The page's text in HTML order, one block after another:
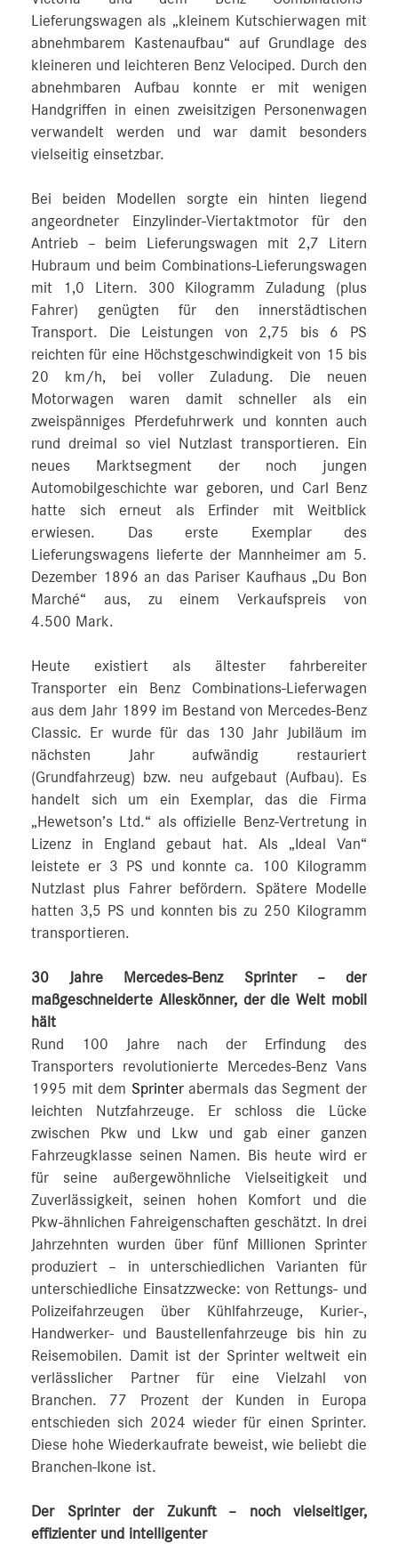
Lieferungswagen als „kleinem Kutschierwagen mit
abnehmbarem Kastenaufbau“ auf Grundlage des
kleineren und leichteren Benz Velociped. Durch den
abnehmbaren Aufbau konnte er mit wenigen
Handgriffen in einen zweisitzigen Personenwagen
verwandelt werden und war damit besonders
vielseitig einsetzbar.
Bei beiden Modellen sorgte ein hinten liegend
angeordneter Einzylinder-Viertaktmotor für den
Antrieb – beim Lieferungswagen mit 2,7 Litern
Hubraum und beim Combinations-Lieferungswagen
mit 1,0 Litern. 300 Kilogramm Zuladung (plus
Fahrer) genügten für den innerstädtischen
Transport. Die Leistungen von 2,75 bis 6 PS
reichten für eine Höchstgeschwindigkeit von 15 bis
20 km/h, bei voller Zuladung. Die neuen
Motorwagen waren damit schneller als ein
zweispänniges Pferdefuhrwerk und konnten auch
rund dreimal so viel Nutzlast transportieren. Ein
neues Marktsegment der noch jungen
Automobilgeschichte war geboren, und Carl Benz
hatte sich erneut als Erfinder mit Weitblick
erwiesen. Das erste Exemplar des
Lieferungswagens lieferte der Mannheimer am 5.
Dezember 1896 an das Pariser Kaufhaus „Du Bon
Marché“ aus, zu einem Verkaufspreis von
4.500 Mark.
Heute existiert als ältester fahrbereiter
Transporter ein Benz Combinations-Lieferwagen
aus dem Jahr 1899 im Bestand von Mercedes-Benz
Classic. Er wurde für das 130 Jahr Jubiläum im
nächsten Jahr aufwändig restauriert
(Grundfahrzeug) bzw. neu aufgebaut (Aufbau). Es
handelt sich um ein Exemplar, das die Firma
„Hewetson’s Ltd.“ als offizielle Benz-Vertretung in
Lizenz in England gebaut hat. Als „Ideal Van“
leistete er 3 PS und konnte ca. 100 Kilogramm
Nutzlast plus Fahrer befördern. Spätere Modelle
hatten 3,5 PS und konnten bis zu 250 Kilogramm
transportieren.
30 Jahre Mercedes-Benz Sprinter – der
maßgeschneiderte Alleskönner, der die Welt mobil
hält
Rund 100 Jahre nach der Erfindung des
Transporters revolutionierte Mercedes-Benz Vans
1995 mit dem Sprinterabermals das Segment der
leichten Nutzfahrzeuge. Er schloss die Lücke
zwischen Pkw und Lkw und gab einer ganzen
Fahrzeugklasse seinen Namen. Bis heute wird er
für seine außergewöhnliche Vielseitigkeit und
Zuverlässigkeit, seinen hohen Komfort und die
Pkw-ähnlichen Fahreigenschaften geschätzt. In drei
Jahrzehnten wurden über fünf Millionen Sprinter
produziert – in unterschiedlichen Varianten für
unterschiedliche Einsatzzwecke: von Rettungs- und
Polizeifahrzeugen über Kühlfahrzeuge, Kurier-,
Handwerker- und Baustellenfahrzeuge bis hin zu
Reisemobilen. Damit ist der Sprinter weltweit ein
verlässlicher Partner für eine Vielzahl von
Branchen. 77 Prozent der Kunden in Europa
entschieden sich 2024 wieder für einen Sprinter.
Diese hohe Wiederkaufrate beweist, wie beliebt die
Branchen-Ikone ist.
Der Sprinter der Zukunft – noch vielseitiger,
effizienter und intelligenter